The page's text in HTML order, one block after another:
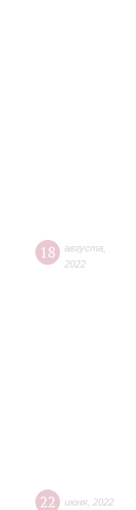
18 августа
2022
22 июня 2022